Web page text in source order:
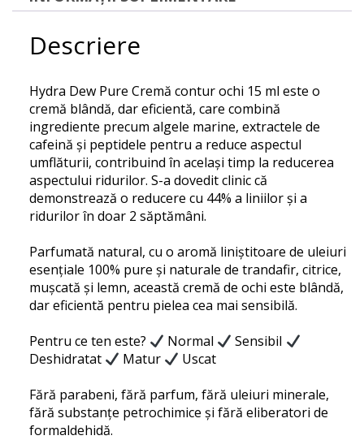
Descriere
Hydra Dew Pure Cremă contur ochi 15 ml este o
cremă blândă, dar eficientă, care combină
ingrediente precum algele marine, extractele de
cafeină și peptidele pentru a reduce aspectul
umflăturii, contribuind în același timp la reducerea
aspectului ridurilor. S-a dovedit clinic că
demonstrează o reducere cu 44% a liniilor și a
ridurilor în doar 2 săptămâni.
Parfumată natural, cu o aromă liniștitoare de uleiuri
esențiale 100% pure și naturale de trandafir, citrice,
mușcată și lemn, această cremă de ochi este blândă,
dar eficientă pentru pielea cea mai sensibilă.
Pentru ce ten este?
Normal
Sensibil
Deshidratat
Matur
Uscat
Fără parabeni, fără parfum, fără uleiuri minerale,
fără substanțe petrochimice și fără eliberatori de
formaldehidă.